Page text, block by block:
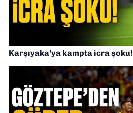
Karşıyaka’ya kampta icra şoku!